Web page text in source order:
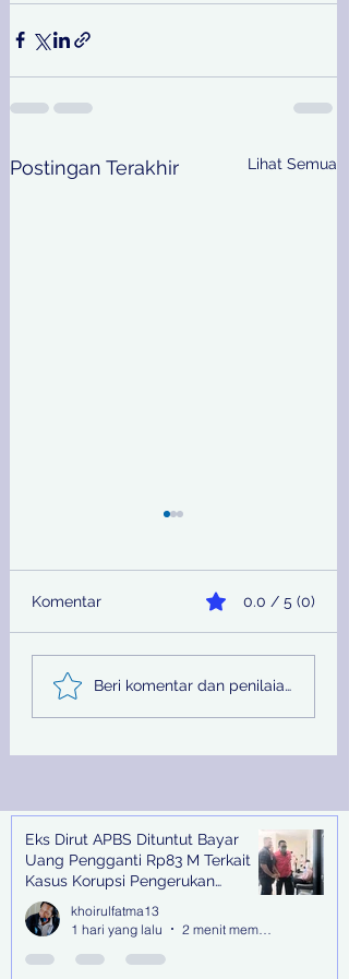
Postingan Terakhir Lihat Semua
Sinergi Bea Cukai dan
Satgaspam Lanudal
Juanda Gagalkan
Komentar 0.0 / 5 (0)
Beri komentar dan penilaian...
Recent Posts
Eks Dirut APBS Dituntut Bayar
Uang Pengganti Rp83 M Terkait
Kasus Korupsi Pengerukan
Tanjung Perak
khoirulfatma13
1 hari yang lalu